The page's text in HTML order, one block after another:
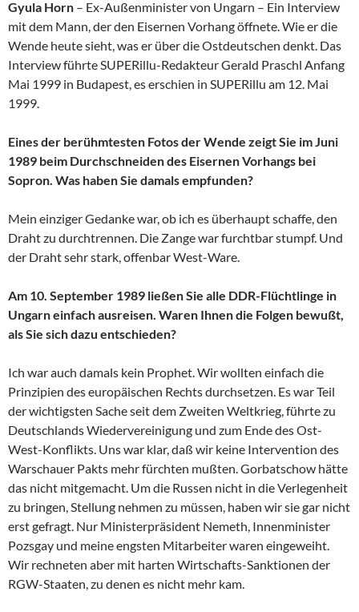
Gyula Horn – Ex-Außenminister von Ungarn – Ein Interview
mit dem Mann, der den Eisernen Vorhang öffnete. Wie er die
Wende heute sieht, was er über die Ostdeutschen denkt. Das
Interview führte SUPERillu-Redakteur Gerald Praschl Anfang
Mai 1999 in Budapest, es erschien in SUPERillu am 12. Mai
1999.
Eines der berühmtesten Fotos der Wende zeigt Sie im Juni
1989 beim Durchschneiden des Eisernen Vorhangs bei
Sopron. Was haben Sie damals empfunden?
Mein einziger Gedanke war, ob ich es überhaupt schaffe, den
Draht zu durchtrennen. Die Zange war furchtbar stumpf. Und
der Draht sehr stark, offenbar West-Ware.
Am 10. September 1989 ließen Sie alle DDR-Flüchtlinge in
Ungarn einfach ausreisen. Waren Ihnen die Folgen bewußt,
als Sie sich dazu entschieden?
Ich war auch damals kein Prophet. Wir wollten einfach die
Prinzipien des europäischen Rechts durchsetzen. Es war Teil
der wichtigsten Sache seit dem Zweiten Weltkrieg, führte zu
Deutschlands Wiedervereinigung und zum Ende des Ost-
West-Konflikts. Uns war klar, daß wir keine Intervention des
Warschauer Pakts mehr fürchten mußten. Gorbatschow hätte
das nicht mitgemacht. Um die Russen nicht in die Verlegenheit
zu bringen, Stellung nehmen zu müssen, haben wir sie gar nicht
erst gefragt. Nur Ministerpräsident Nemeth, Innenminister
Pozsgay und meine engsten Mitarbeiter waren eingeweiht.
Wir rechneten aber mit harten Wirtschafts-Sanktionen der
RGW-Staaten, zu denen es nicht mehr kam.